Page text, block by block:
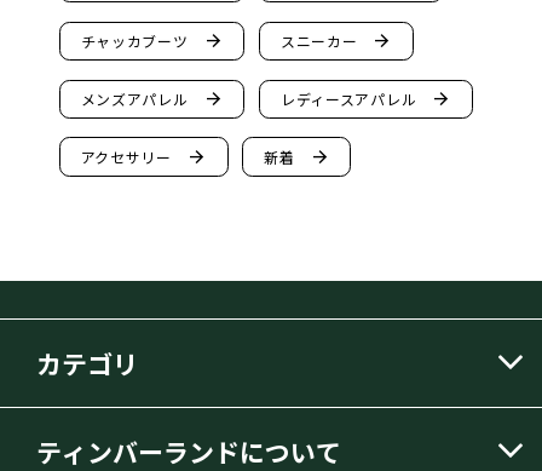
チャッカブーツ arrow_forward スニーカー arrow_forward
メンズアパレル arrow_forward レディースアパレル arrow_forward
アクセサリー arrow_forward 新着 arrow_forward
カテゴリ
ティンバーランドについて